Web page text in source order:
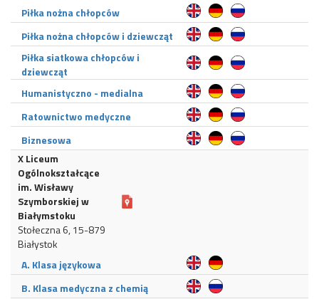
Piłka nożna chłopców
Piłka nożna chłopców i dziewcząt
Piłka siatkowa chłopców i
dziewcząt
Humanistyczno - medialna
Ratownictwo medyczne
Biznesowa
X Liceum
Ogólnokształcące
im. Wisławy
Szymborskiej w
Białymstoku
Stołeczna 6, 15-879
Białystok
A. Klasa językowa
B. Klasa medyczna z chemią